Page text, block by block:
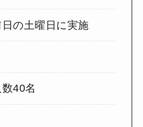
の土曜日に実施
40名